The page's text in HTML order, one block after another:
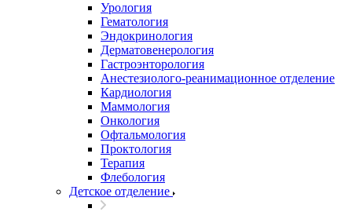
Урология
Гематология
Эндокринология
Дерматовенерология
Гастроэнторология
Анестезиолого-реанимационное отделение
Кардиология
Маммология
Онкология
Офтальмология
Проктология
Терапия
Флебология
Детское отделение